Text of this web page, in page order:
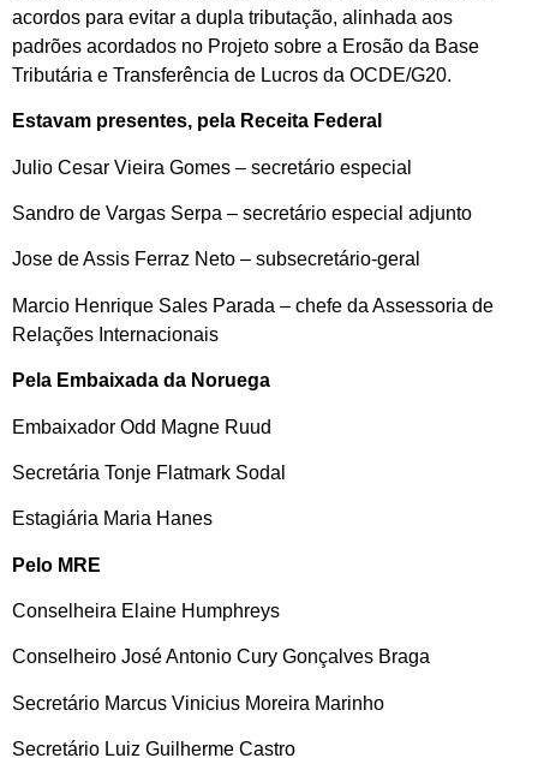
acordos para evitar a dupla tributação, alinhada aos
padrões acordados no Projeto sobre a Erosão da Base
Tributária e Transferência de Lucros da OCDE/G20.
Estavam presentes, pela Receita Federal
Julio Cesar Vieira Gomes – secretário especial
Sandro de Vargas Serpa – secretário especial adjunto
Jose de Assis Ferraz Neto – subsecretário-geral
Marcio Henrique Sales Parada – chefe da Assessoria de
Relações Internacionais
Pela Embaixada da Noruega
Embaixador Odd Magne Ruud
Secretária Tonje Flatmark Sodal
Estagiária Maria Hanes
Pelo MRE
Conselheira Elaine Humphreys
Conselheiro José Antonio Cury Gonçalves Braga
Secretário Marcus Vinicius Moreira Marinho
Secretário Luiz Guilherme Castro